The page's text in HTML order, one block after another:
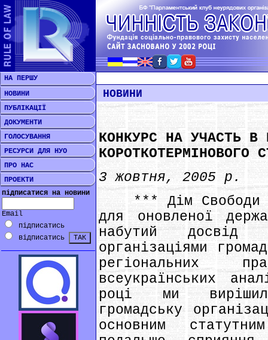
НА ПЕРШУ
НОВИНИ
ПУБЛІКАЦІЇ
ДОКУМЕНТИ
ГОЛОСУВАННЯ
РЕСУРСИ ДЛЯ НУО
ПРО НАС
ПРОЕКТИ
підписатися на новини
Email
підписатись
відписатись
НОВИНИ
КОНКУРС НА УЧАСТЬ В
КОРОТКОТЕРМІНОВОГО
3 жовтня, 2005 р.
*** Дім Свободи –
для оновленої
набутий досвід
організаціями
регіональних
всеукраїнських
році ми
громадську
основним